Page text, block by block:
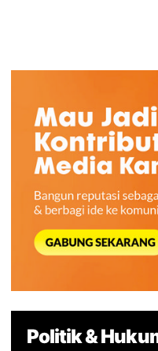
Politik &